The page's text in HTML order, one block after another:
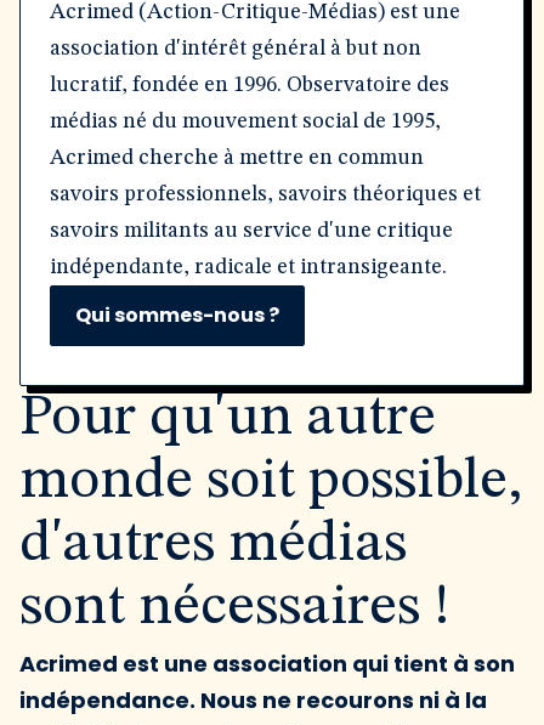
Acrimed (Action-Critique-Médias) est une
association d'intérêt général à but non
lucratif, fondée en 1996. Observatoire des
médias né du mouvement social de 1995,
Acrimed cherche à mettre en commun
savoirs professionnels, savoirs théoriques et
savoirs militants au service d'une critique
indépendante, radicale et intransigeante.
Qui sommes-nous ?
Pour qu'un autre
monde soit possible,
d'autres médias
sont nécessaires !
Acrimed est une association qui tient à son
indépendance. Nous ne recourons ni à la